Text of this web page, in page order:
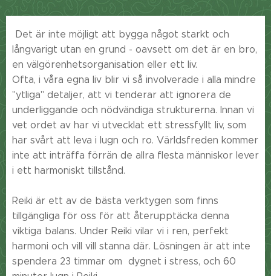
Det är inte möjligt att bygga något starkt och
långvarigt utan en grund - oavsett om det är en bro,
en välgörenhetsorganisation eller ett liv.
Ofta, i våra egna liv blir vi så involverade i alla mindre
"ytliga" detaljer, att vi tenderar att ignorera de
underliggande och nödvändiga strukturerna. Innan vi
vet ordet av har vi utvecklat ett stressfyllt liv, som
har svårt att leva i lugn och ro. Världsfreden kommer
inte att inträffa förrän de allra flesta människor lever
i ett harmoniskt tillstånd.
Reiki är ett av de bästa verktygen som finns
tillgängliga för oss för att återupptäcka denna
viktiga balans. Under Reiki vilar vi i ren, perfekt
harmoni och vill vill stanna där. Lösningen är att inte
spendera 23 timmar om dygnet i stress, och 60